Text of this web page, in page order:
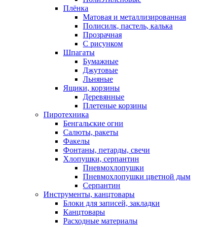
Плёнка
Матовая и металлизированная
Полисилк, пастель, калька
Прозрачная
С рисунком
Шпагаты
Бумажные
Джутовые
Льняные
Ящики, корзины
Деревянные
Плетеные корзины
Пиротехника
Бенгальские огни
Салюты, ракеты
Факелы
Фонтаны, петарды, свечи
Хлопушки, серпантин
Пневмохлопушки
Пневмохлопушки цветной дым
Серпантин
Инструменты, канцтовары
Блоки для записей, закладки
Канцтовары
Расходные материалы